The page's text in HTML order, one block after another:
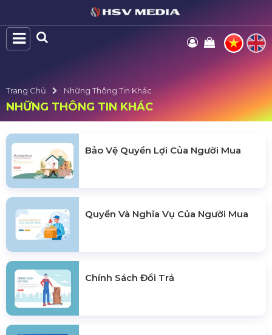
Trang Chủ Những Thông Tin Khác
NHỮNG THÔNG TIN KHÁC
Bảo Vệ Quyền Lợi Của Người Mua
Quyền Và Nghĩa Vụ Của Người Mua
Chính Sách Đổi Trả